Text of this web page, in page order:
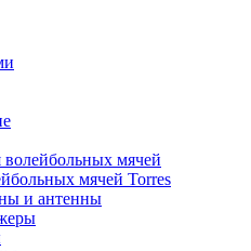
мячей
мячей Torres
и антенны